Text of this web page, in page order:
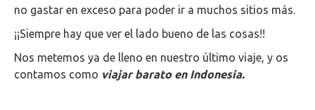
no gastar en exceso para poder ir a muchos sitios más.
¡¡Siempre hay que ver el lado bueno de las cosas!!
Nos metemos ya de lleno en nuestro último viaje, y os
contamos como viajar barato en Indonesia.